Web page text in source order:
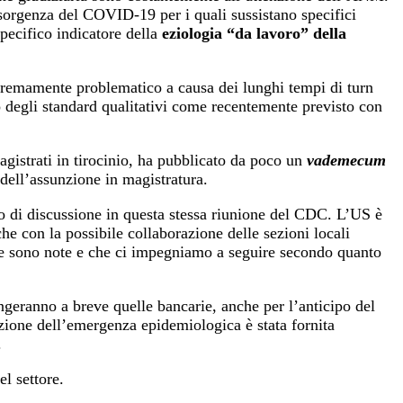
del COVID-19 per i quali sussistano specifici
indicatore della eziologia “da lavoro” della
problematico a causa dei lunghi tempi di turn
standard qualitativi come recentemente previsto con
in tirocinio, ha pubblicato da poco un vademecum
in magistratura.
discussione in questa stessa riunione del CDC. L’US è
con la possibile collaborazione delle sezioni locali
note e che ci impegniamo a seguire secondo quanto
a breve quelle bancarie, anche per l’anticipo del
dell’emergenza epidemiologica è stata fornita
settore.